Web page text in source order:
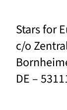
Stars for
c/o
DE –